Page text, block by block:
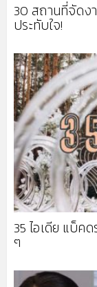
30 สถานที่จัดง
ประทับใจ!
35 ไอเดีย แบ็ค
ๆ